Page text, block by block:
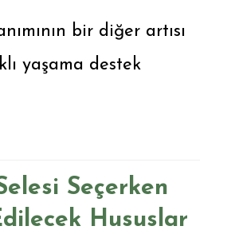
bir diğer artısı
yaşama destek
Seçerken
Hususlar